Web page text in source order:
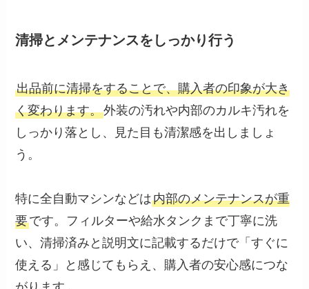
清掃とメンテナンスをしっかり行う
出品前に清掃をすることで、購入者の印象が大き
く変わります。外装の汚れや内部のカルキ汚れを
しっかり落とし、見た目も清潔感を出しましょ
う。
特に全自動マシンなどは内部のメンテナンスが重
要です。フィルターや給水タンクまで丁寧に洗
い、清掃済みと説明文に記載するだけで「すぐに
使える」と感じてもらえ、購入者の安心感につな